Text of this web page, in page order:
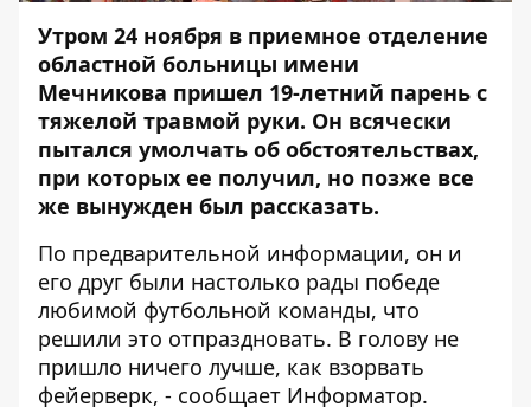
Утром 24 ноября в приемное отделение
областной больницы имени
Мечникова пришел 19-летний парень с
тяжелой травмой руки. Он всячески
пытался умолчать об обстоятельствах,
при которых ее получил, но позже все
же вынужден был рассказать.
По предварительной информации, он и
его друг были настолько рады победе
любимой футбольной команды, что
решили это отпраздновать. В голову не
пришло ничего лучше, как взорвать
фейерверк, - сообщает Информатор.